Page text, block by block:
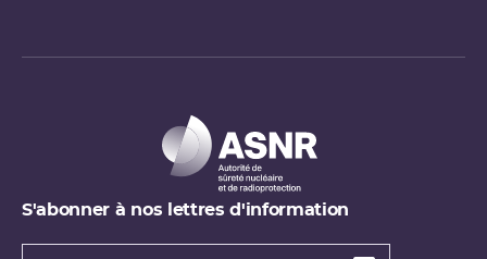
S'abonner à nos lettres d'information
Types de